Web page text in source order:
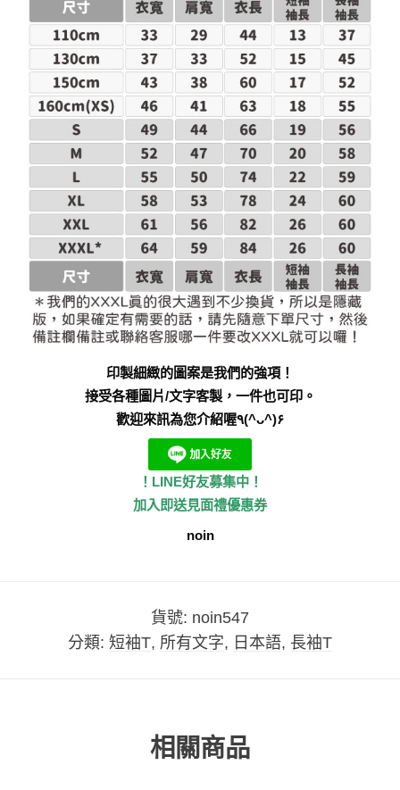
印製細緻的圖案是我們的強項！
接受各種圖片/文字客製，一件也可印。
歡迎來訊為您介紹喔٩(^ᴗ^)۶
！LINE好友募集中！
加入即送見面禮優惠券
noin
貨號: noin547
分類: 短袖T, 所有文字, 日本語, 長袖T
相關商品